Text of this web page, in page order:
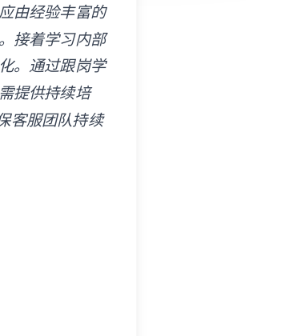
由经验丰富的
接着学习内部
。通过跟岗学
提供持续培
客服团队持续